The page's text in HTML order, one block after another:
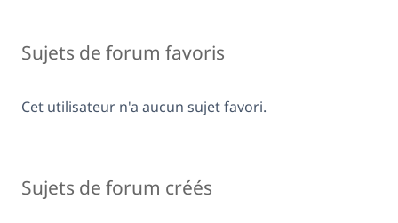
Sujets de forum favoris
Cet utilisateur n'a aucun sujet favori.
Sujets de forum créés